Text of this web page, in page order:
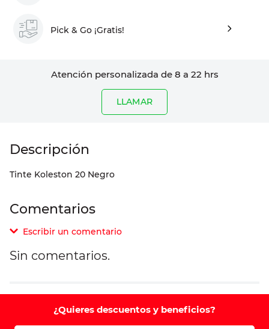
Pick & Go ¡Gratis!
Atención personalizada de 8 a 22 hrs
LLAMAR
Tinte Koleston 20 Negro
Comentarios
Escribir un comentario
Comentario
Sin comentarios.
¿Quieres descuentos y beneficios?